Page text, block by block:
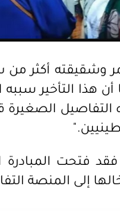
أكثر من
التأخير سببه
الصغيرة
فتحت المبادرة
إلى المنصة